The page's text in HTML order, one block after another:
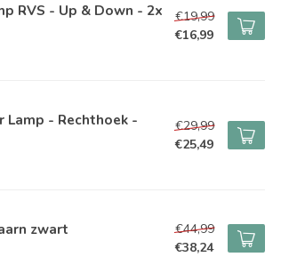
RVS - Up & Down - 2x
€19,99
€16,99
Lamp - Rechthoek -
€29,99
€25,49
zwart
€44,99
€38,24